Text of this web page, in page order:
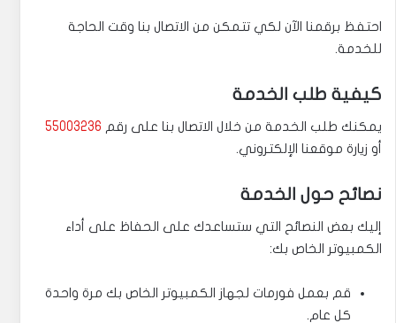
احتفظ برقمنا الآن لكي تتمكن من الاتصال بنا وقت الحاجة
للخدمة.
كيفية طلب الخدمة
يمكنك طلب الخدمة من خلال الاتصال بنا على رقم 55003236
أو زيارة موقعنا الإلكتروني.
نصائح حول الخدمة
إليك بعض النصائح التي ستساعدك على الحفاظ على أداء
الكمبيوتر الخاص بك:
قم بعمل فورمات لجهاز الكمبيوتر الخاص بك مرة واحدة
كل عام.